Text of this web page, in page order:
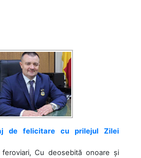
de felicitare cu prilejul Zilei
Cu deosebită onoare și